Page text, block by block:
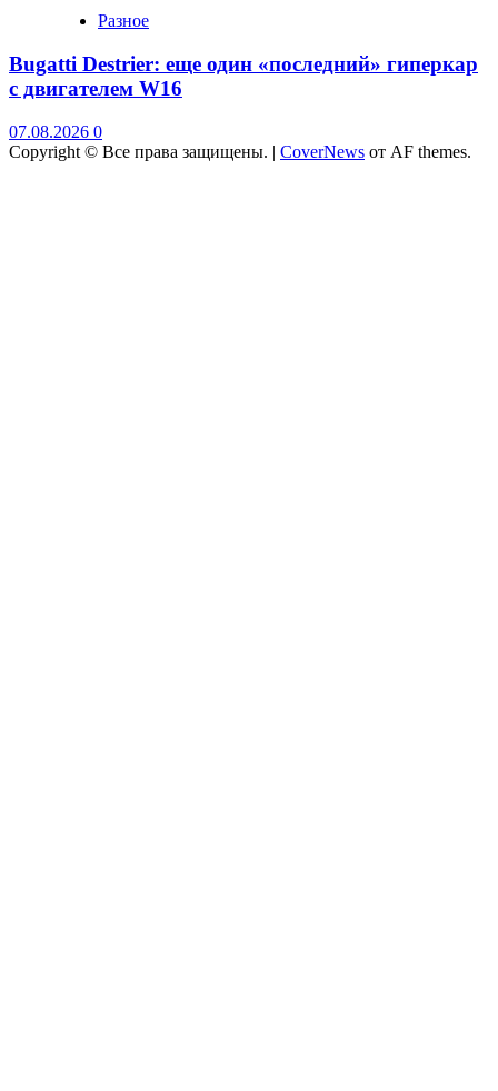
Разное
Bugatti Destrier: еще один «последний» гиперкар
с двигателем W16
07.08.2026 0
Copyright © Все права защищены. | CoverNews от AF themes.